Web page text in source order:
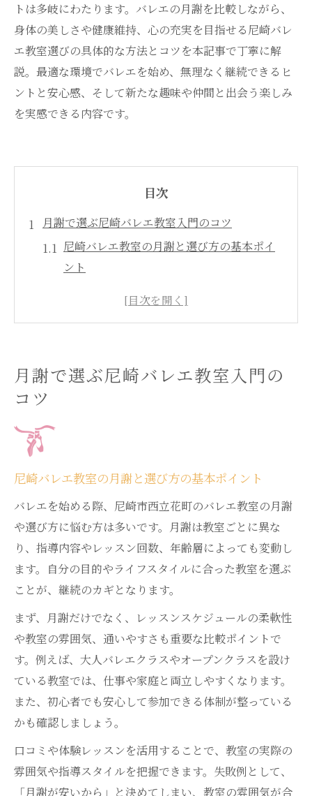
トは多岐にわたります。バレエの月謝を比較しながら、
身体の美しさや健康維持、心の充実を目指せる尼崎バレ
エ教室選びの具体的な方法とコツを本記事で丁寧に解
説。最適な環境でバレエを始め、無理なく継続できるヒ
ントと安心感、そして新たな趣味や仲間と出会う楽しみ
を実感できる内容です。
目次
月謝で選ぶ尼崎バレエ教室入門のコツ
尼崎バレエ教室の月謝と選び方の基本ポイ
ント
事情
尼崎バレエ教室の月謝設定とコスト意識の
週2回以上通える月謝プランの選び方
月謝以外の費用も考慮した教室選び
大人初心者に優しい尼崎バレエ教室の月謝
事情
理想のバレエ環境は月謝比較から始まる
尼崎バレエ教室選びは月謝比較が重要な理
由
月謝を比較して自分に合うレッスン頻度を
見つける
月謝とアクセスの両面で理想の教室を探す
バレエ教室の月謝と通いやすさのポイント
月謝とクラス内容の違いを比較する方法
月謝で選ぶ尼崎バレエ教室入門の
コツ
尼崎バレエ教室の月謝と選び方の基本ポイント
バレエを始める際、尼崎市西立花町のバレエ教室の月謝
や選び方に悩む方は多いです。月謝は教室ごとに異な
り、指導内容やレッスン回数、年齢層によっても変動し
ます。自分の目的やライフスタイルに合った教室を選ぶ
ことが、継続のカギとなります。
まず、月謝だけでなく、レッスンスケジュールの柔軟性
や教室の雰囲気、通いやすさも重要な比較ポイントで
す。例えば、大人バレエクラスやオープンクラスを設け
ている教室では、仕事や家庭と両立しやすくなります。
また、初心者でも安心して参加できる体制が整っている
かも確認しましょう。
口コミや体験レッスンを活用することで、教室の実際の
雰囲気や指導スタイルを把握できます。失敗例として、
「月謝が安いから」と決めてしまい、教室の雰囲気が合